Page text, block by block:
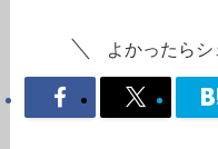
よかったら